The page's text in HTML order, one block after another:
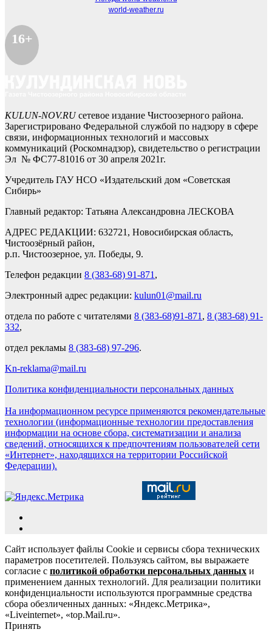
world-weather.ru
16+
KULUN-NOV.RUсетевое издание Чистоозерного района.
Зарегистрировано Федеральной службой по надзору в сфере
связи, информационных технологий и массовых
коммуникаций (Роскомнадзор), свидетельство о регистрации
Эл № ФС77-81016 от 30 апреля 2021г.
Учредитель ГАУ НСО «Издательский дом «Советская
Сибирь»
Главный редактор: Татьяна Александровна ЛЕСКОВА
АДРЕС РЕДАКЦИИ: 632721, Новосибирская область,
Чистоозёрный район,
р.п. Чистоозерное, ул. Победы, 9.
Телефон редакции 8 (383-68) 91-871 ,
Электронный адрес редакции: kulun01@mail.ru
отдела по работе с читателями 8 (383-68)91-871 , 8 (383-68) 91-
332,
отдел рекламы 8 (383-68) 97-296.
Kn-reklama@mail.ru
Политика конфиденциальности персональных данных
На информационном ресурсе применяются рекомендательные
технологии (информационные технологии предоставления
информации на основе сбора, систематизации и анализа
сведений, относящихся к предпочтениям пользователей сети
«Интернет», находящихся на территории Российской
Федерации).
Сайт использует файлы Cookie и сервисы сбора технических
параметров посетителей. Пользуясь сайтом, вы выражаете
согласие с политикой обработки персональных данных и
применением данных технологий. Для реализации политики
конфиденциальности используются программные средства
сбора обезличенных данных: «Яндекс.Метрика»,
«Liveinternet», «top.Mail.ru».
Принять